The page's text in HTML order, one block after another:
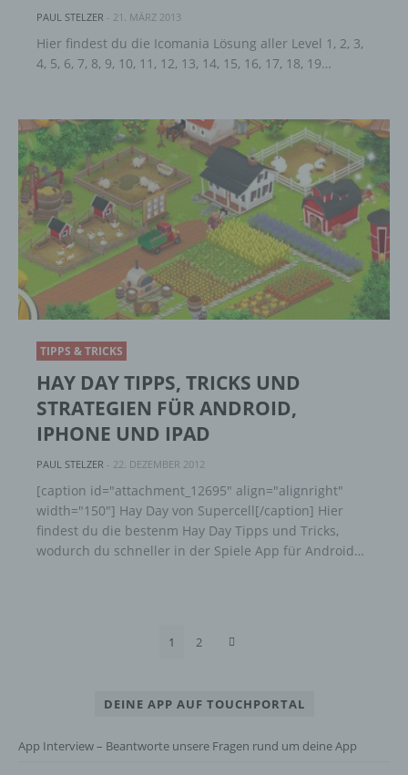
PAUL STELZER - 21. MÄRZ 2013
Hier findest du die Icomania Lösung aller Level 1, 2, 3,
4, 5, 6, 7, 8, 9, 10, 11, 12, 13, 14, 15, 16, 17, 18, 19…
TIPPS & TRICKS
HAY DAY TIPPS, TRICKS UND
STRATEGIEN FÜR ANDROID,
IPHONE UND IPAD
PAUL STELZER - 22. DEZEMBER 2012
[caption id="attachment_12695" align="alignright"
width="150"] Hay Day von Supercell[/caption] Hier
findest du die bestenm Hay Day Tipps und Tricks,
wodurch du schneller in der Spiele App für Android…
1 2
DEINE APP AUF TOUCHPORTAL
App Interview – Beantworte unsere Fragen rund um deine App
f) Pseudonymisierung
Pseudonymisierung ist die Verarbeitung
ohne Hinzuziehung zusätzlicher
Informationen nicht mehr einer spezifischen
betroffenen Person zugeordnet werden
können, sofern diese zusätzlichen
Informationen gesondert aufbewahrt werden
und technischen und organisatorischen
Maßnahmen unterliegen, die gewährleisten,
dass die personenbezogenen Daten nicht
einer identifizierten oder identifizierbaren
natürlichen Person zugewiesen werden.
g) Verantwortlicher oder für die Verarbeitung
Verantwortlicher
Verantwortlicher oder für die Verarbeitung
Verantwortlicher ist die natürliche oder
juristische Person, Behörde, Einrichtung
oder andere Stelle, die allein oder
und Mittel der Verarbeitung von
personenbezogenen Daten entscheidet.
Sind die Zwecke und Mittel dieser
Verarbeitung durch das Unionsrecht oder
Unionsrecht oder dem Recht der